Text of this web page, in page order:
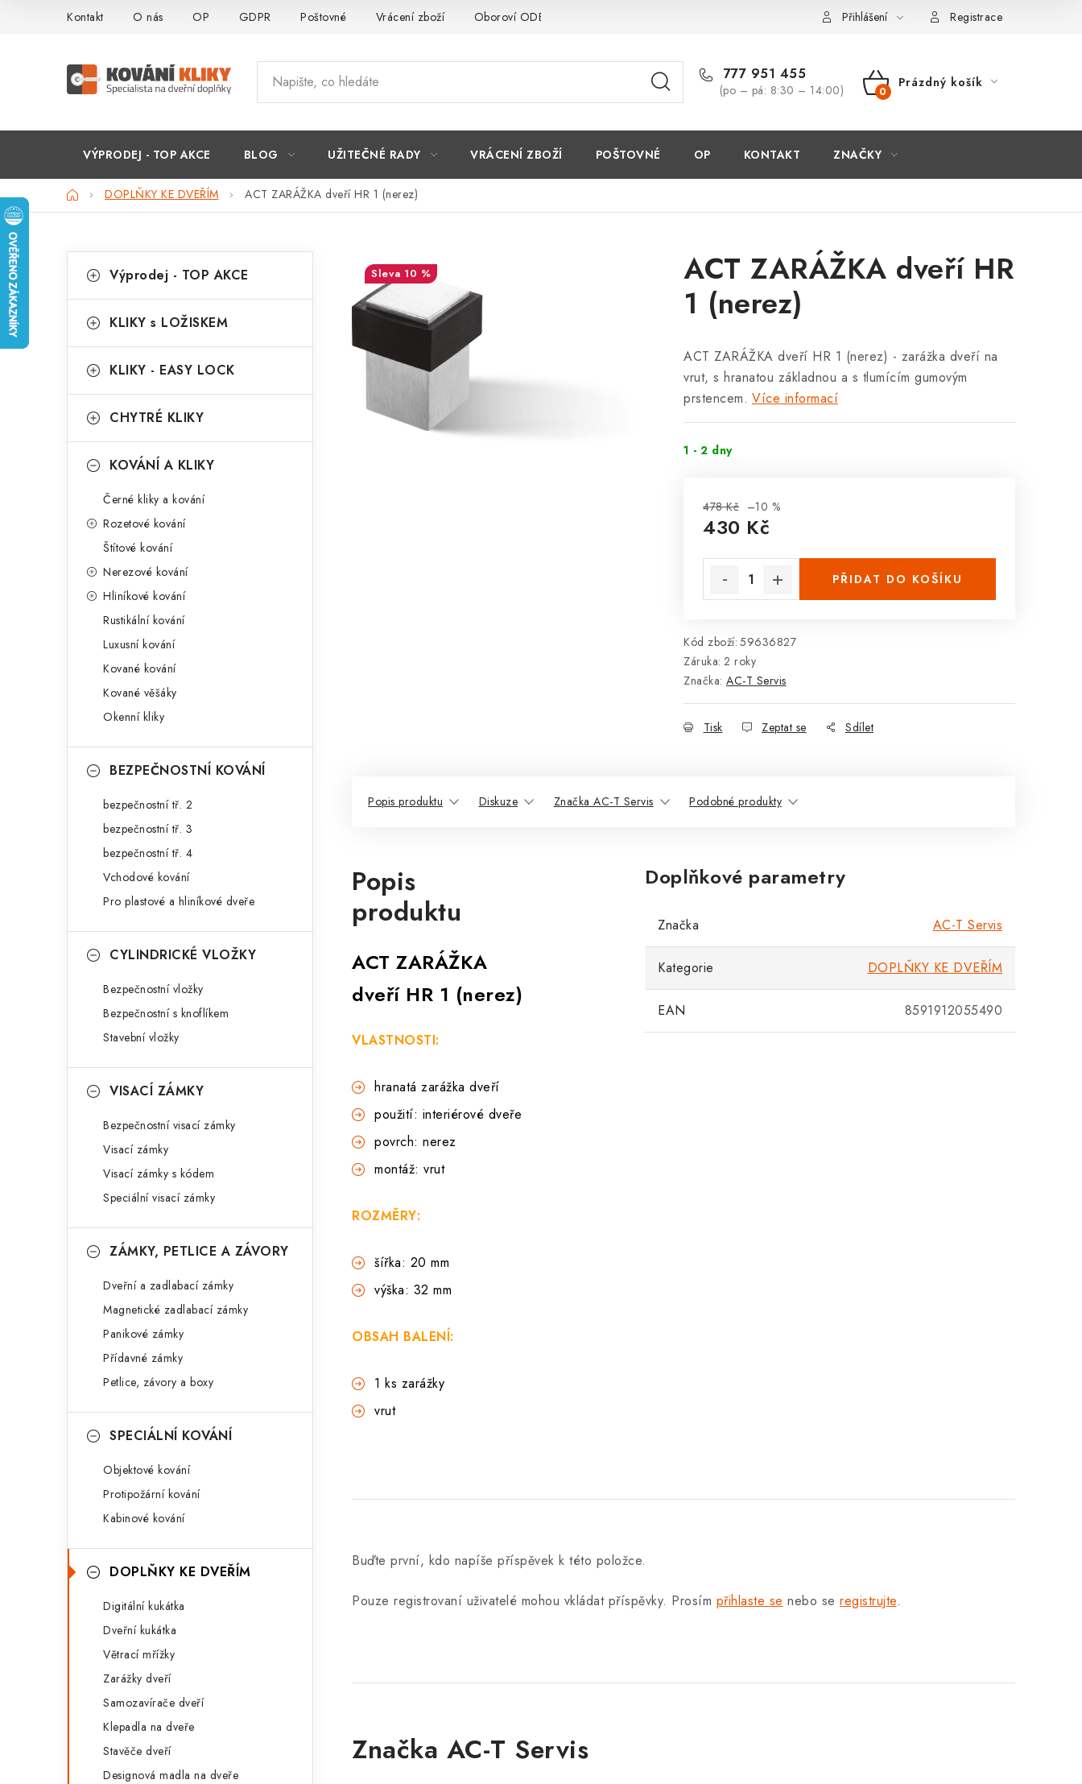
Kontakt O nás OP GDPR Poštovné Vrácení zboží Oboroví ODBORNÍCI Přihlášení Registrace
777 951 455
(po – pá: 8:30 – 14:00)
NÁKUPNÍ
Prázdný košík
VÝPRODEJ - TOP AKCE BLOG UŽITEČNÉ RADY VRÁCENÍ ZBOŽÍ POŠTOVNÉ OP KONTAKT ZNAČKY
DomůDOPLŇKY KE DVEŘÍM ACT ZARÁŽKA dveří HR 1 (nerez)
o
t
r
n
kategorie
a
e
o
i
Výprodej - TOP AKCE
KLIKY s LOŽISKEM
KLIKY - EASY LOCK
CHYTRÉ KLIKY
KOVÁNÍ A KLIKY
Černé kliky a kování
Rozetové kování
Štítové kování
Nerezové kování
Hliníkové kování
Rustikální kování
Luxusní kování
Kované kování
Kované věšáky
Okenní kliky
BEZPEČNOSTNÍ KOVÁNÍ
bezpečnostní tř. 2
bezpečnostní tř. 3
bezpečnostní tř. 4
Vchodové kování
Pro plastové a hliníkové dveře
CYLINDRICKÉ VLOŽKY
Bezpečnostní vložky
Bezpečnostní s knoflíkem
Stavební vložky
VISACÍ ZÁMKY
Bezpečnostní visací zámky
Visací zámky
Visací zámky s kódem
Speciální visací zámky
ZÁMKY, PETLICE A ZÁVORY
Dveřní a zadlabací zámky
Magnetické zadlabací zámky
Panikové zámky
Přídavné zámky
Petlice, závory a boxy
SPECIÁLNÍ KOVÁNÍ
Objektové kování
Protipožární kování
Kabinové kování
DOPLŇKY KE DVEŘÍM
Digitální kukátka
Dveřní kukátka
Větrací mřížky
Zarážky dveří
Samozavírače dveří
Klepadla na dveře
Stavěče dveří
Designová madla na dveře
ACT ZARÁŽKA dveří HR
1 (nerez)
ACT ZARÁŽKA dveří HR 1 (nerez) - zarážka dveří na
vrut, s hranatou základnou a s tlumícím gumovým
prstencem. Více informací
1 - 2 dny
478 Kč –10 %
430 Kč
PŘIDAT DO KOŠÍKU
Kód zboží: 59636827
Záruka: 2 roky
Značka: AC-T Servis
Tisk Zeptat se Sdílet
10 %
Popis produktu Diskuze Značka AC-T Servis Podobné produkty
Popis
produktu
ACT ZARÁŽKA
dveří HR 1 (nerez)
VLASTNOSTI:
hranatá zarážka dveří
použití: interiérové dveře
povrch: nerez
montáž: vrut
ROZMĚRY:
šířka: 20 mm
výška: 32 mm
OBSAH BALENÍ:
1 ks zarážky
vrut
Doplňkové parametry
Značka AC-T Servis
Kategorie DOPLŇKY KE DVEŘÍM
EAN 8591912055490
Buďte první, kdo napíše příspěvek k této položce.
Pouze registrovaní uživatelé mohou vkládat příspěvky. Prosím přihlaste se nebo se registrujte.
Značka AC-T Servis